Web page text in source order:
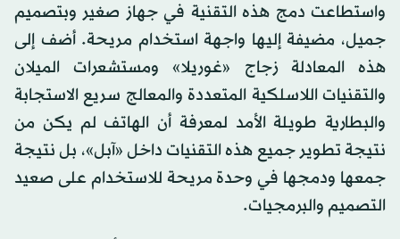
واستطاعت دمج هذه التقنية في جهاز صغير وبتصميم
جميل، مضيفة إليها واجهة استخدام مريحة. أضف إلى
هذه المعادلة زجاج «غوريلا» ومستشعرات الميلان
والتقنيات اللاسلكية المتعددة والمعالج سريع الاستجابة
والبطارية طويلة الأمد لمعرفة أن الهاتف لم يكن من
نتيجة تطوير جميع هذه التقنيات داخل «آبل»، بل نتيجة
جمعها ودمجها في وحدة مريحة للاستخدام على صعيد
التصميم والبرمجيات.